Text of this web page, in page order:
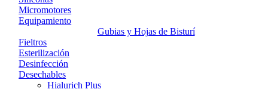
Micromotores
Equipamiento
Gubias y Hojas de Bisturí
Fieltros
Esterilización
Desinfección
Desechables
Hialurich Plus